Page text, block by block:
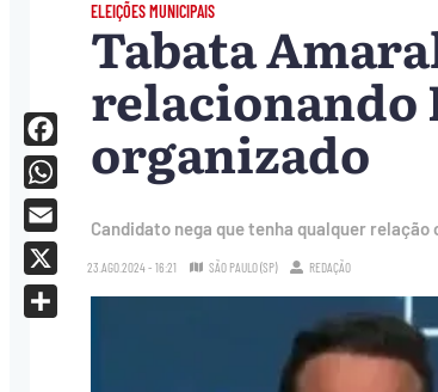
ELEIÇÕES MUNICIPAIS
Tabata
relacionando
organizado
Candidato nega que tenha qualquer
23.AGO.2024 - 16:21 SÃO PAULO (SP) REDAÇÃO
Facebook
WhatsApp
Email
X